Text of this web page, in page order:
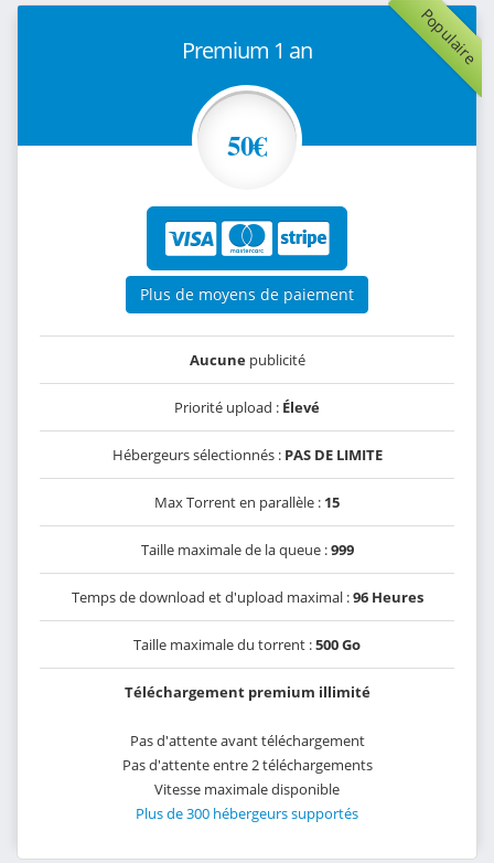
Populaire
Premium 1 an
50€
Plus de moyens de paiement
Aucunepublicité
Priorité upload : Élevé
Hébergeurs sélectionnés : PAS DE LIMITE
Max Torrent en parallèle : 15
Taille maximale de la queue :999
Temps de download et d'upload maximal :96 Heures
Taille maximale du torrent :500 Go
Téléchargement premium illimité
Pas d'attente avant téléchargement
Pas d'attente entre 2 téléchargements
Vitesse maximale disponible
Plus de 300 hébergeurs supportés